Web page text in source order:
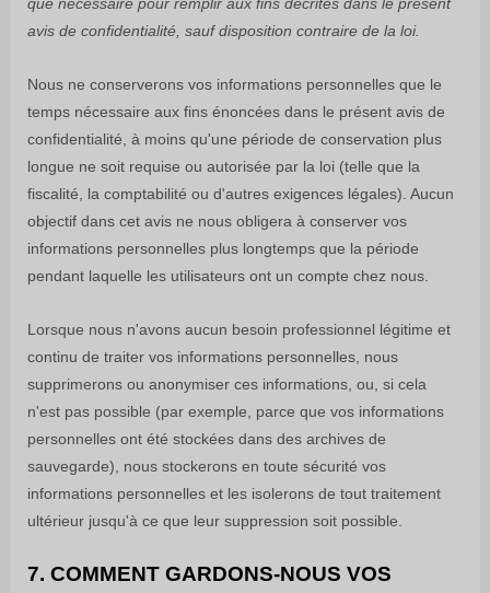
avis de confidentialité, sauf disposition contraire de la loi.
Nous ne conserverons vos informations personnelles que le
temps nécessaire aux fins énoncées dans le présent avis de
confidentialité, à moins qu'une période de conservation plus
longue ne soit requise ou autorisée par la loi (telle que la
fiscalité, la comptabilité ou d'autres exigences légales). Aucun
objectif dans cet avis ne nous obligera à conserver vos
informations personnelles plus longtemps que la période
pendant laquelle les utilisateurs ont un compte chez nous
Lorsque nous n'avons aucun besoin professionnel légitime et
continu de traiter vos informations personnelles, nous
supprimerons ouanonymiser ces informations, ou, si cela
n'est pas possible (par exemple, parce que vos informations
personnelles ont été stockées dans des archives de
sauvegarde), nous stockerons en toute sécurité vos
informations personnelles et les isolerons de tout traitement
ultérieur jusqu'à ce que leur suppression soit possible.
7. COMMENT GARDONS-NOUS VOS